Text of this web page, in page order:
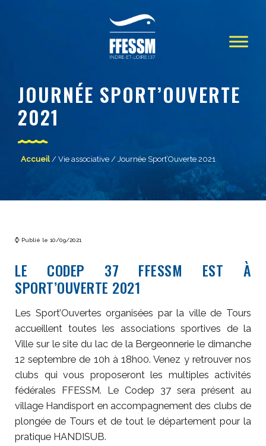
JOURNÉE SPORT’OUVERTE
2021
Accueil/ Vie associative / Journée Sport’Ouverte 2021
⌚ Publié le 10/09/2021
LE CODEP 37 FFESSM EST À
SPORT’OUVERTE 2021
Les Sport’Ouvertes organisées par la ville de Tours
accueillent toutes les associations sportives de la
Ville sur le site du lac de la Bergeonnerie le dimanche
12 septembre de 10h à 18h00. Venez y retrouver nos
clubs qui vous proposeront les multiples activités
fédérales FFESSM. Le Codep 37 sera présent au
village Handisport en accompagnement des clubs de
plongée de Tours et de tout le département pour la
pratique HANDISUB.